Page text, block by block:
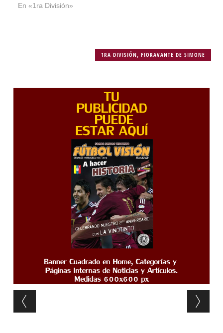
En «1ra División»
1RA DIVISIÓN ,FIORAVANTE DE SIMONE
Post navigation